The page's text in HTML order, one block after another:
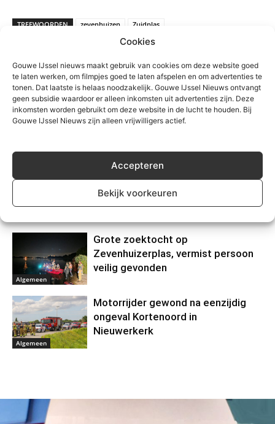
Cookies
Gouwe IJssel nieuws maakt gebruik van cookies om deze website goed
te laten werken, om filmpjes goed te laten afspelen en om advertenties te
tonen. Dat laatste is helaas noodzakelijk. Gouwe IJssel Nieuws ontvangt
geen subsidie waardoor er alleen inkomsten uit advertenties zijn. Deze
inkomsten worden gebruikt om deze website in de lucht te houden. Bij
Gouwe IJssel Nieuws zijn alleen vrijwilligers actief.
Accepteren
Bekijk voorkeuren
TREFWOORDEN zevenhuizen Zuidplas
nepzorgmedewerkers in
Moerkapelle
Algemeen
Grote zoektocht op
Zevenhuizerplas, vermist persoon
veilig gevonden
Algemeen
Motorrijder gewond na eenzijdig
ongeval Kortenoord in
Nieuwerkerk